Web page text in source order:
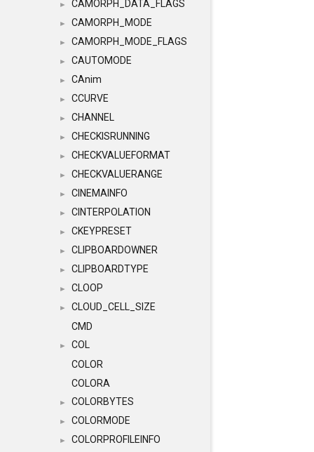
► CAMORPH_DATA_FLAGS
► CAMORPH_MODE
► CAMORPH_MODE_FLAGS
► CAUTOMODE
► CAnim
► CCURVE
► CHANNEL
► CHECKISRUNNING
► CHECKVALUEFORMAT
► CHECKVALUERANGE
► CINEMAINFO
► CINTERPOLATION
► CKEYPRESET
► CLIPBOARDOWNER
► CLIPBOARDTYPE
► CLOOP
►
CLOUD_CELL_SIZE
CMD
►
COL
COLOR
COLORA
► COLORBYTES
► COLORMODE
► COLORPROFILEINFO